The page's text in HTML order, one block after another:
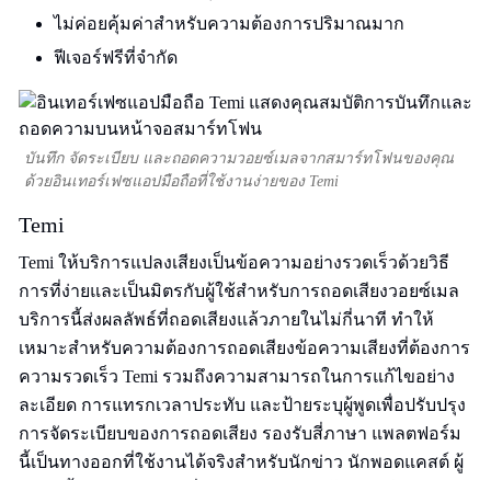
ไม่ค่อยคุ้มค่าสำหรับความต้องการปริมาณมาก
ฟีเจอร์ฟรีที่จำกัด
บันทึก จัดระเบียบ และถอดความวอยซ์เมลจากสมาร์ทโฟนของคุณ
ด้วยอินเทอร์เฟซแอปมือถือที่ใช้งานง่ายของ Temi
Temi
Temi ให้บริการแปลงเสียงเป็นข้อความอย่างรวดเร็วด้วยวิธี
การที่ง่ายและเป็นมิตรกับผู้ใช้สำหรับการถอดเสียงวอยซ์เมล
บริการนี้ส่งผลลัพธ์ที่ถอดเสียงแล้วภายในไม่กี่นาที ทำให้
เหมาะสำหรับความต้องการถอดเสียงข้อความเสียงที่ต้องการ
ความรวดเร็ว Temi รวมถึงความสามารถในการแก้ไขอย่าง
ละเอียด การแทรกเวลาประทับ และป้ายระบุผู้พูดเพื่อปรับปรุง
การจัดระเบียบของการถอดเสียง รองรับสี่ภาษา แพลตฟอร์ม
นี้เป็นทางออกที่ใช้งานได้จริงสำหรับนักข่าว นักพอดแคสต์ ผู้